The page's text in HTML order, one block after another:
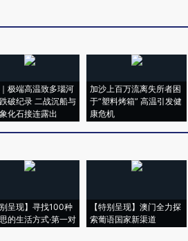
极端高温致多瑙河
破纪录 二战沉船与
化石接连露出
加沙上百万流离失所者困
于“塑料烤箱” 高温引发健
康危机
别呈现】寻找100种
的生活方式·第一对
【特别呈现】澳门全力探
索葡语国家新渠道